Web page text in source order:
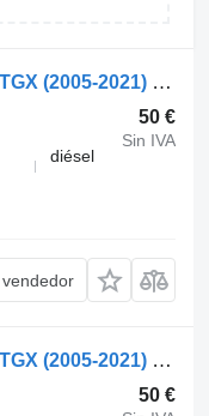
MAN TGX 18.440 (01.07-) 51415010150 fijación para MAN TGL, TGM, TGS, TGX (2005-2021) cabeza tractora
50 €
Sin IVA
diésel
MAN TGX 18.440 (01.07-) 51415010149 fijación para MAN TGL, TGM, TGS, TGX (2005-2021) cabeza tractora
50 €